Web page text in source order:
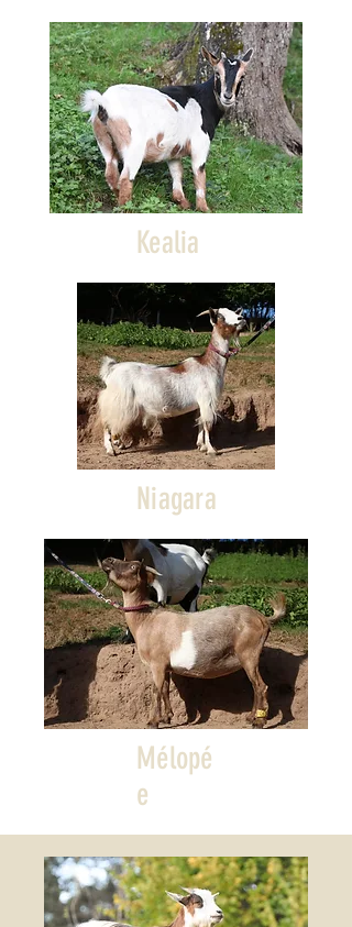
Kealia
Niagara
Mélopé
e